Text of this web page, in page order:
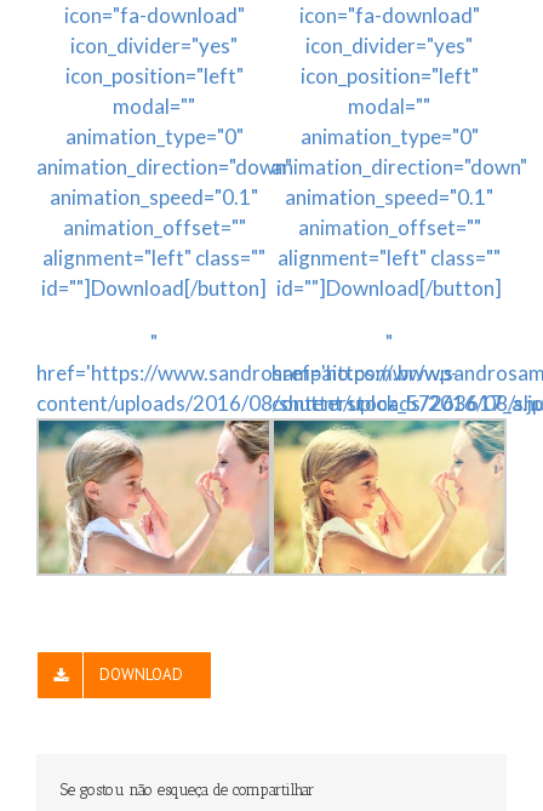
icon="fa-download"
icon_divider="yes"
icon_position="left"
modal=""
animation_type="0"
animation_direction="down"
animation_speed="0.1"
animation_offset=""
alignment="left" class=""
id=""]Download[/button]
"
href='https://www.sandrosampaio.com.br/wp-
content/uploads/2016/08/
icon="fa-download"
icon_divider="yes"
icon_position="left"
modal=""
animation_type="0"
animation_direction="down"
animation_speed="0.1"
animation_offset=""
alignment="left" class=""
id=""]Download[/button]
"
href='https://
content/uploads/2016/08/
DOWNLOAD
Se gostou não esqueça de compartilhar